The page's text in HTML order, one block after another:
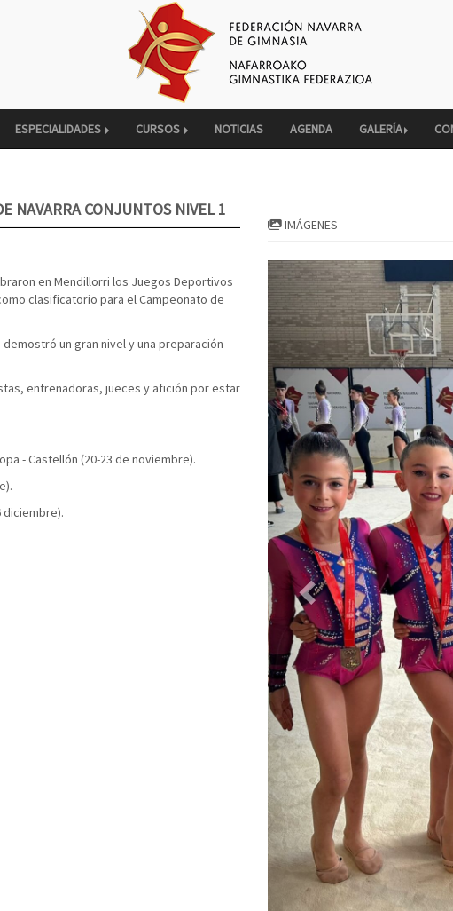
ESPECIALIDADES CURSOS NOTICIAS AGENDA GALERÍA
NAVARRA CONJUNTOS NIVEL 1
en Mendillorri los Juegos Deportivos
clasificatorio para el Campeonato de
un gran nivel y una preparación
entrenadoras, jueces y afición por estar
- Castellón (20-23 de noviembre).
diciembre).
IMÁGENES